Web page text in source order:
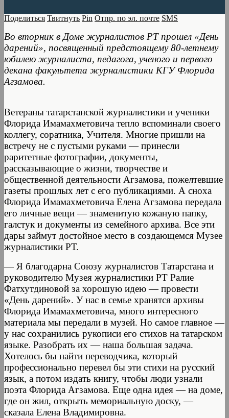
Поделиться Твитнуть Pin Отпр. по эл. почте SMS
Во вторник в Доме журналистов РТ прошел «День
дарений», посвященный предстоящему 80-летнему
юбилею журналиста, педагога, ученого и первого
декана факультета журналистики КГУ Флорида
Агзамова.
Ветераны татарстанской журналистики и ученики
Флорида Имамахметовича тепло вспоминали своего
коллегу, соратника, Учителя. Многие пришли на
встречу не с пустыми руками — принесли
раритетные фотографии, документы,
рассказывающие о жизни, творчестве и
общественной деятельности Агзамова, пожелтевшие
газеты прошлых лет с его публикациями. А сноха
Флорида Имамахметовича Елена Агзамова передала
его личные вещи — знаменитую кожаную папку,
галстук и документы из семейного архива. Все эти
дары займут достойное место в создающемся Музее
журналистики РТ.
— Я благодарна Союзу журналистов Татарстана и
руководителю Музея журналистики РТ Ралие
Фатхутдиновой за хорошую идею — провести
«День дарений». У нас в семье хранятся архивы
Флорида Имамахметовича, много интересного
материала мы передали в музей. Но самое главное —
у нас сохранились рукописи его стихов на татарском
языке. Разобрать их — наша большая задача.
Хотелось бы найти переводчика, который
профессионально перевел бы эти стихи на русский
язык, а потом издать книгу, чтобы люди узнали
поэта Флорида Агзамова. Еще одна идея — на доме,
где он жил, открыть мемориальную доску, —
сказала Елена Владимировна.